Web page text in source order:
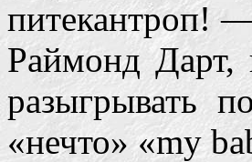
питекантроп!
Раймонд Дарт,
разыгрывать
«нечто» «my